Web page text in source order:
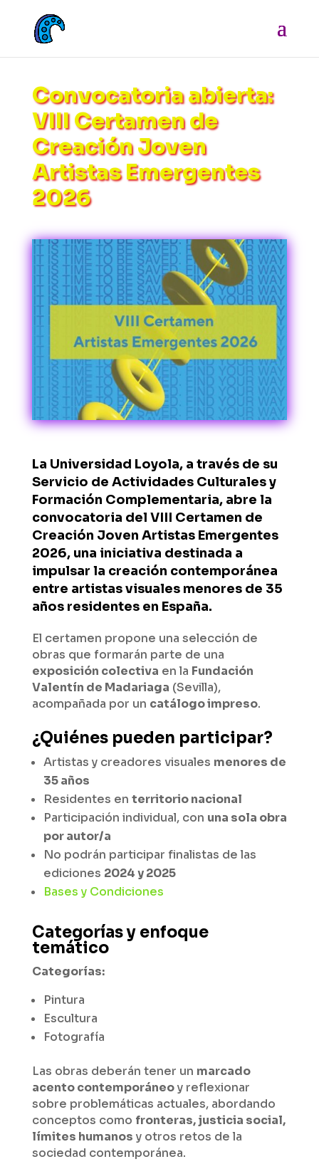
Convocatoria abierta:
VIII Certamen de
Creación Joven
Artistas Emergentes
2026
La Universidad Loyola, a través de su
Servicio de Actividades Culturales y
Formación Complementaria, abre la
convocatoria del VIII Certamen de
Creación Joven Artistas Emergentes
2026, una iniciativa destinada a
impulsar la creación contemporánea
entre artistas visuales menores de 35
años residentes en España.
El certamen propone una selección de
obras que formarán parte de una
exposición colectiva en la Fundación
Valentín de Madariaga (Sevilla),
acompañada por un catálogo impreso.
¿Quiénes pueden participar?
Artistas y creadores visuales menores de
35 años
Residentes en territorio nacional
Participación individual, con una sola obra
por autor/a
No podrán participar finalistas de las
ediciones 2024 y 2025
Bases y Condiciones
Categorías y enfoque
temático
Categorías:
Pintura
Escultura
Fotografía
Las obras deberán tener un marcado
acento contemporáneoy reflexionar
sobre problemáticas actuales, abordando
conceptos como fronteras, justicia social,
límites humanos y otros retos de la
sociedad contemporánea.